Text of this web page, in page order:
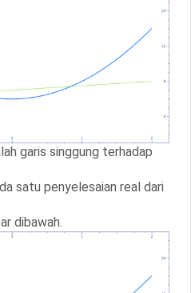
garis singgung terhadap
satu penyelesaian real dari
dibawah.